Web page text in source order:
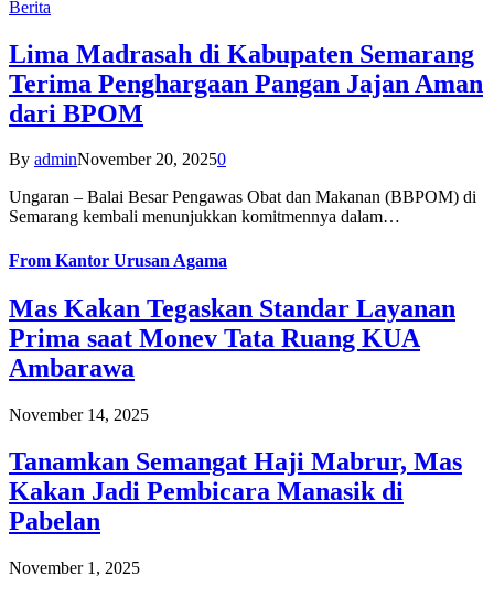
Berita
Lima Madrasah di Kabupaten Semarang
Terima Penghargaan Pangan Jajan Aman
dari BPOM
By adminNovember 20, 20250
Ungaran – Balai Besar Pengawas Obat dan Makanan (BBPOM) di
Semarang kembali menunjukkan komitmennya dalam…
From Kantor Urusan Agama
Mas Kakan Tegaskan Standar Layanan
Prima saat Monev Tata Ruang KUA
Ambarawa
November 14, 2025
Tanamkan Semangat Haji Mabrur, Mas
Kakan Jadi Pembicara Manasik di
Pabelan
November 1, 2025